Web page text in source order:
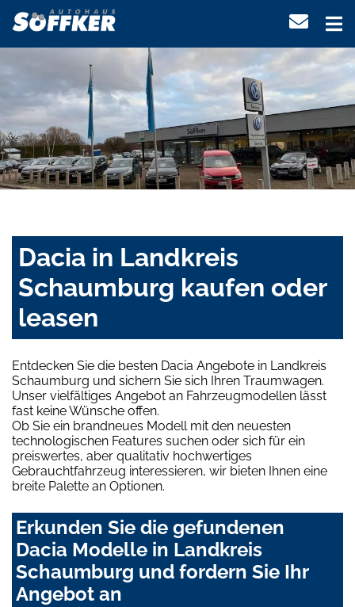
Dacia in Landkreis
Schaumburg kaufen oder
leasen
Entdecken Sie die besten Dacia Angebote in Landkreis
Schaumburg und sichern Sie sich Ihren Traumwagen.
Unser vielfältiges Angebot an Fahrzeugmodellen lässt
fast keine Wünsche offen.
Ob Sie ein brandneues Modell mit den neuesten
technologischen Features suchen oder sich für ein
preiswertes, aber qualitativ hochwertiges
Gebrauchtfahrzeug interessieren, wir bieten Ihnen eine
breite Palette an Optionen.
Erkunden Sie die gefundenen
Dacia Modelle in Landkreis
Schaumburg und fordern Sie Ihr
Angebot an